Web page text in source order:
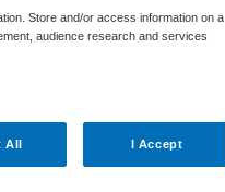
Store and/or access information on a
audience research and services
All I Accept